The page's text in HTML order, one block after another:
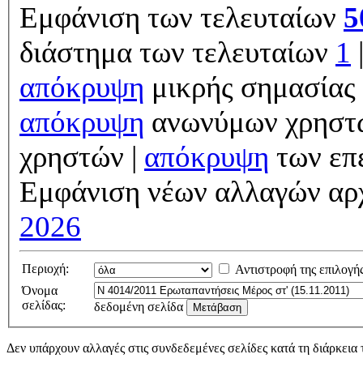
Εμφάνιση των τελευταίων
διάστημα των τελευταίων 1
απόκρυψη μικρής
απόκρυψη ανωνύμων
χρηστών | απόκρυψη των
Εμφάνιση νέων αλλαγών
2026
Περιοχή:
Αντιστροφή της
Όνομα
σελίδας:
δεδομένη σελίδα
Δεν υπάρχουν αλλαγές στις συνδεδεμένες σελίδες κατά τη